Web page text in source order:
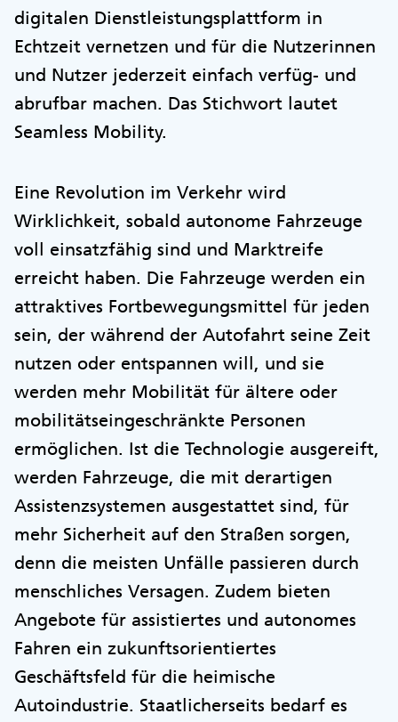
digitalen Dienstleistungsplattform in
Echtzeit vernetzen und für die Nutzerinnen
und Nutzer jederzeit einfach verfüg- und
abrufbar machen. Das Stichwort lautet
Seamless Mobility.
Eine Revolution im Verkehr wird
Wirklichkeit, sobald autonome Fahrzeuge
voll einsatzfähig sind und Marktreife
erreicht haben. Die Fahrzeuge werden ein
attraktives Fortbewegungsmittel für jeden
sein, der während der Autofahrt seine Zeit
nutzen oder entspannen will, und sie
werden mehr Mobilität für ältere oder
mobilitätseingeschränkte Personen
ermöglichen. Ist die Technologie ausgereift,
werden Fahrzeuge, die mit derartigen
Assistenzsystemen ausgestattet sind, für
mehr Sicherheit auf den Straßen sorgen,
denn die meisten Unfälle passieren durch
menschliches Versagen. Zudem bieten
Angebote für assistiertes und autonomes
Fahren ein zukunftsorientiertes
Geschäftsfeld für die heimische
Autoindustrie. Staatlicherseits bedarf es